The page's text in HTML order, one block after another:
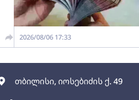
თბილისი, იოსებიძის ქ. 49
2026/08/06 17:33